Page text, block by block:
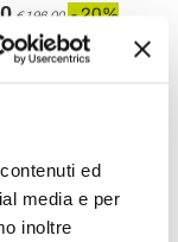
ed
media e per
inoltre
€ 196,00 - 20%